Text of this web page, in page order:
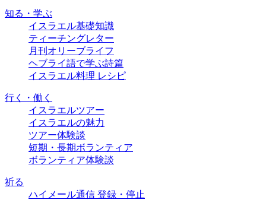
知る・学ぶ
イスラエル基礎知識
ティーチングレター
月刊オリーブライフ
ヘブライ語で学ぶ詩篇
イスラエル料理 レシピ
行く・働く
イスラエルツアー
イスラエルの魅力
ツアー体験談
短期・長期ボランティア
ボランティア体験談
祈る
ハイメール通信 登録・停止